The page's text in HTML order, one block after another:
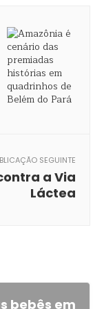
SEGUINTE
a Via
Láctea
bebês em